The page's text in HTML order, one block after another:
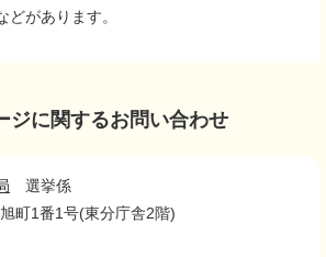
があります。
ジに関するお問い合わせ
選挙係
町1番1号(東分庁舎2階)